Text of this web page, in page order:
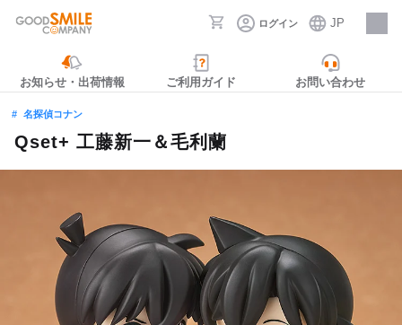
ログイン JP
採用情報
お知らせ・出荷情報 ご利用ガイド お問い合わせ
名探偵コナン
Qset+ 工藤新一＆毛利蘭